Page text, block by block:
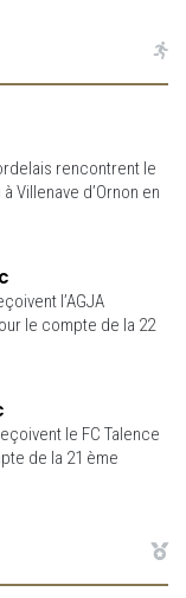
rencontrent le
Villenave d’Ornon en
l’AGJA
le compte de la 22
le FC Talence
de la 21 ème